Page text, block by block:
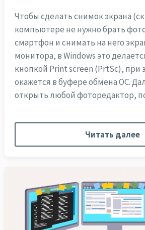
Чтобы сделать снимок экрана
компьютере не нужно брать
смартфон и снимать на него
монитора, в Windows это
кнопкой Print screen (PrtSc), при
окажется в буфере обмена ОС.
открыть любой фоторедактор,
Читать далее